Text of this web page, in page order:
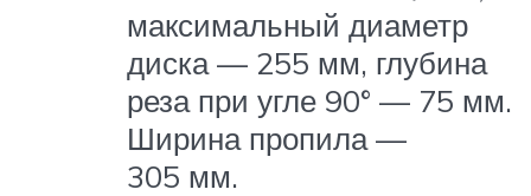
максимальный диаметр
диска — 255 мм, глубина
реза при угле 90° — 75 мм.
Ширина пропила —
305 мм.